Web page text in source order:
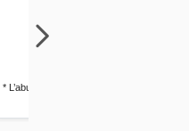
pour
Next Previous